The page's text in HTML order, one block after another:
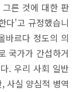
른 것에 대한 판
다'고 규정했습니
바르다 정도의 의
국가가 간섭하거
. 우리 사회 일반
사실 양심적 병역